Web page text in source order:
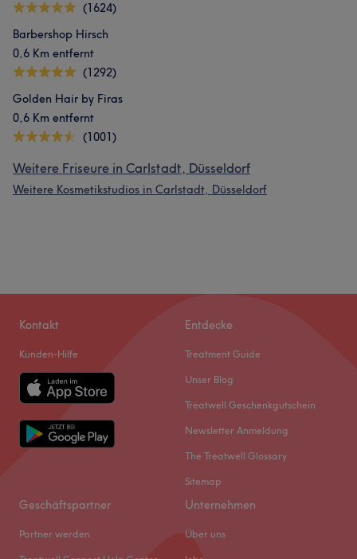
(1624)
Barbershop Hirsch
0,6 Km entfernt
(1292)
Golden Hair by Firas
0,6 Km entfernt
(1001)
Weitere Friseure in Carlstadt, Düsseldorf
Weitere Kosmetikstudios in Carlstadt, Düsseldorf
Kontakt
Kunden-Hilfe
Entdecke
Treatment Guide
Unser Blog
Treatwell Geschenkgutschein
Newsletter Anmeldung
The Treatwell Glossary
Sitemap
Geschäftspartner
Partner werden
Unternehmen
Über uns